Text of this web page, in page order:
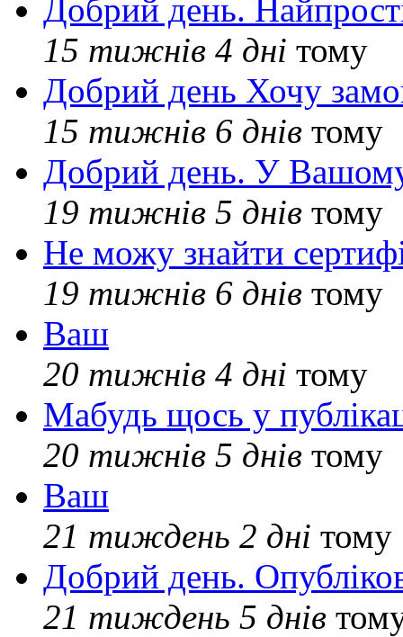
Добрий день.
15 тижнів 4 дні тому
Добрий день Хочу
15 тижнів 6 днів тому
Добрий день. У Вашому
19 тижнів 5 днів тому
Не можу знайти
19 тижнів 6 днів тому
Ваш
20 тижнів 4 дні тому
Мабудь щось у
20 тижнів 5 днів тому
Ваш
21 тиждень 2 дні тому
Добрий день.
21 тиждень 5 днів